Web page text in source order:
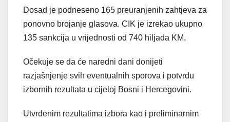
Dosad je podneseno 165 preuranjenih zahtjeva za
ponovno brojanje glasova. CIK je izrekao ukupno
135 sankcija u vrijednosti od 740 hiljada KM.
Očekuje se da će naredni dani donijeti
razjašnjenje svih eventualnih sporova i potvrdu
izbornih rezultata u cijeloj Bosni i Hercegovini.
Utvrđenim rezultatima izbora kao i preliminarnim